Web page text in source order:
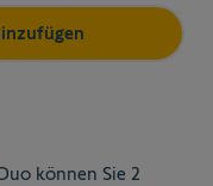
können Sie 2